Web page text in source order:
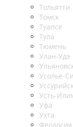
Тольятти
Томск
Туапсе
Тула
Тюмень
Улан-Удэ
Усолье-
Усть-
Уфа
Ухта
Феодосия